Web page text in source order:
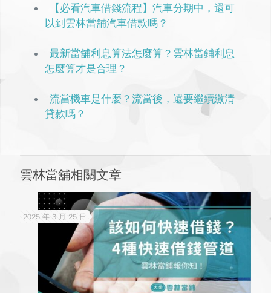
【必看汽車借錢流程】汽車分期中，還可
以到雲林當舖汽車借款嗎？
最新當舖利息算法怎麼算？雲林當鋪利息
怎麼算才是合理？
流當機車是什麼？流當後，還要繼續繳清
貸款嗎？
雲林當舖相關文章
2025 年 3 月 25 日